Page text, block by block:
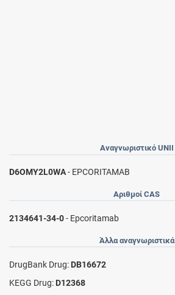
Αναγνωριστικό UNII
D6OMY2L0WA- EPCORITAMAB
Αριθμοί CAS
2134641-34-0- Epcoritamab
Άλλα αναγνωριστικά
DrugBank Drug: DB16672
KEGG Drug: D12368